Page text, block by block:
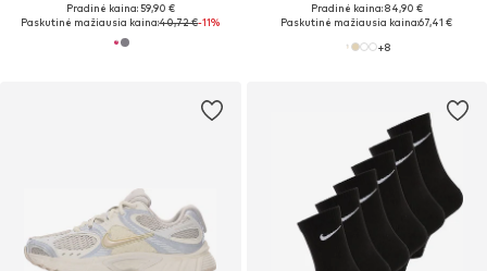
Pradinė kaina: 59,90 €
Paskutinė mažiausia kaina:40,72 €-11%
Pradinė kaina: 84,90 €
Paskutinė mažiausia kaina:67,41 €
+8